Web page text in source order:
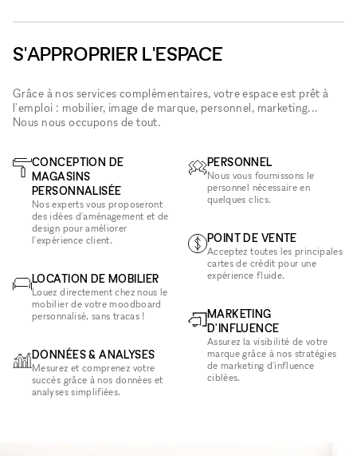
S'APPROPRIER L'ESPACE
Grâce à nos services complémentaires, votre espace est prêt à
l'emploi : mobilier, image de marque, personnel, marketing...
Nous nous occupons de tout.
CONCEPTION DE
MAGASINS
PERSONNALISÉE
Nos experts vous proposeront
des idées d'aménagement et de
design pour améliorer
l'expérience client.
LOCATION DE MOBILIER
Louez directement chez nous le
mobilier de votre moodboard
personnalisé, sans tracas !
DONNÉES & ANALYSES
Mesurez et comprenez votre
succès grâce à nos données et
analyses simplifiées.
PERSONNEL
Nous vous fournissons le
personnel nécessaire en
quelques clics.
POINT DE VENTE
Acceptez toutes les principales
cartes de crédit pour une
expérience fluide.
MARKETING
D'INFLUENCE
Assurez la visibilité de votre
marque grâce à nos stratégies
de marketing d'influence
ciblées.